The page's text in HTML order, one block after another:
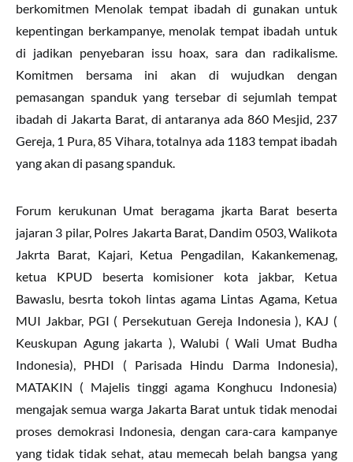
berkomitmen Menolak tempat ibadah di gunakan untuk
kepentingan berkampanye, menolak tempat ibadah untuk
di jadikan penyebaran issu hoax, sara dan radikalisme.
Komitmen bersama ini akan di wujudkan dengan
pemasangan spanduk yang tersebar di sejumlah tempat
ibadah di Jakarta Barat, di antaranya ada 860 Mesjid, 237
Gereja, 1 Pura, 85 Vihara, totalnya ada 1183 tempat ibadah
yang akan di pasang spanduk.
Forum kerukunan Umat beragama jkarta Barat beserta
jajaran 3 pilar, Polres Jakarta Barat, Dandim 0503, Walikota
Jakrta Barat, Kajari, Ketua Pengadilan, Kakankemenag,
ketua KPUD beserta komisioner kota jakbar, Ketua
Bawaslu, besrta tokoh lintas agama Lintas Agama, Ketua
MUI Jakbar, PGI ( Persekutuan Gereja Indonesia ), KAJ (
Keuskupan Agung jakarta ), Walubi ( Wali Umat Budha
Indonesia), PHDI ( Parisada Hindu Darma Indonesia),
MATAKIN ( Majelis tinggi agama Konghucu Indonesia)
mengajak semua warga Jakarta Barat untuk tidak menodai
proses demokrasi Indonesia, dengan cara-cara kampanye
yang tidak tidak sehat, atau memecah belah bangsa yang